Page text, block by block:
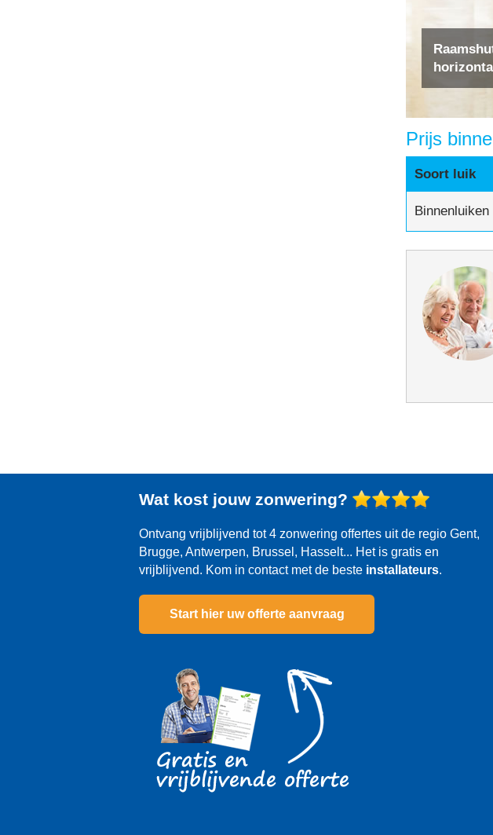
Prijs
Soort luik
Binnenluiken
Wat kost jouw zonwering?
Ontvang vrijblijvend tot 4 zonwering offertes uit de regio Gent,
Brugge, Antwerpen, Brussel, Hasselt... Het is gratis en
vrijblijvend. Kom in contact met de beste installateurs.
Start hier uw offerte aanvraag